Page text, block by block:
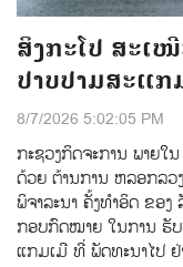
ສິງກະໂປ ສະເ
ປາບປາມສະແກ
8/7/2026 5:02:05 PM
ກະຊວງກິດຈະການ ພາຍໃ
ດ້ວຍ ຕ້ານການ ຫລອກລວ
ພິຈາລະນາ ຄັ້ງທຳອິດ ຂອ
ກອບກົດໝາຍ ໃນການ ຮັ
ແກມເມີ ທີ່ ພັດທະນາໄປ ຢ່